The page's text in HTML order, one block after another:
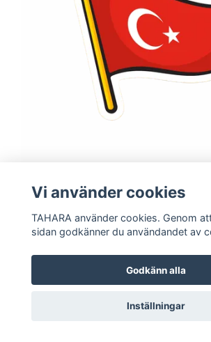
BIL DOFTFRÄSCHARE | TURKISKA
49 kr
Vi använder cookies
TAHARA använder cookies. Genom
sidan godkänner du användandet av
Godkänn alla
Inställningar